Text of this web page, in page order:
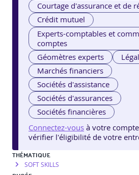
Courtage d'assurance et de
Crédit mutuel
Experts-comptables et
comptes
Géomètres experts
Légal
Marchés financiers
Sociétés d'assistance
Sociétés d'assurances
Sociétés financières
Connectez-vous à votre
vérifier l'éligibilité de votre
THÉMATIQUE
SOFT SKILLS